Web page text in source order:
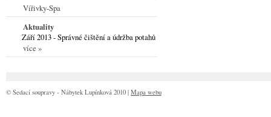
Vířivky-Spa
Aktuality
Září 2013 - Správné čištění a údržba potahů
více »
© Sedací soupravy - Nábytek Lupínková 2010 | Mapa webu